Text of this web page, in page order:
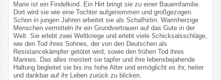
Marie ist ein Findelkind. Ein Hirt bringt sie zu einer Bauernfamilie.
Dort wird sie wie eine Tochter aufgenommen und großgezogen.
Schon in jungen Jahren arbeitet sie als Schafhirtin. Warmherzige
Menschen vermitteln ihr ein Grundvertrauen auf das Gute in der
Welt. Sie erlebt zwei Weltkriege und erlebt viele Schicksalsschläge,
wie den Tod ihres Sohnes, der von den Deutschen als
Resistancekämpfer getötet wird, sowie den frühen Tod ihres
Mannes. Das alles meistert sie tapfer und ihre lebensbejahende
Haltung begleitet sie bis ins hohe Alter und ermöglicht es ihr, heiter
und dankbar auf ihr Leben zurück zu blicken.